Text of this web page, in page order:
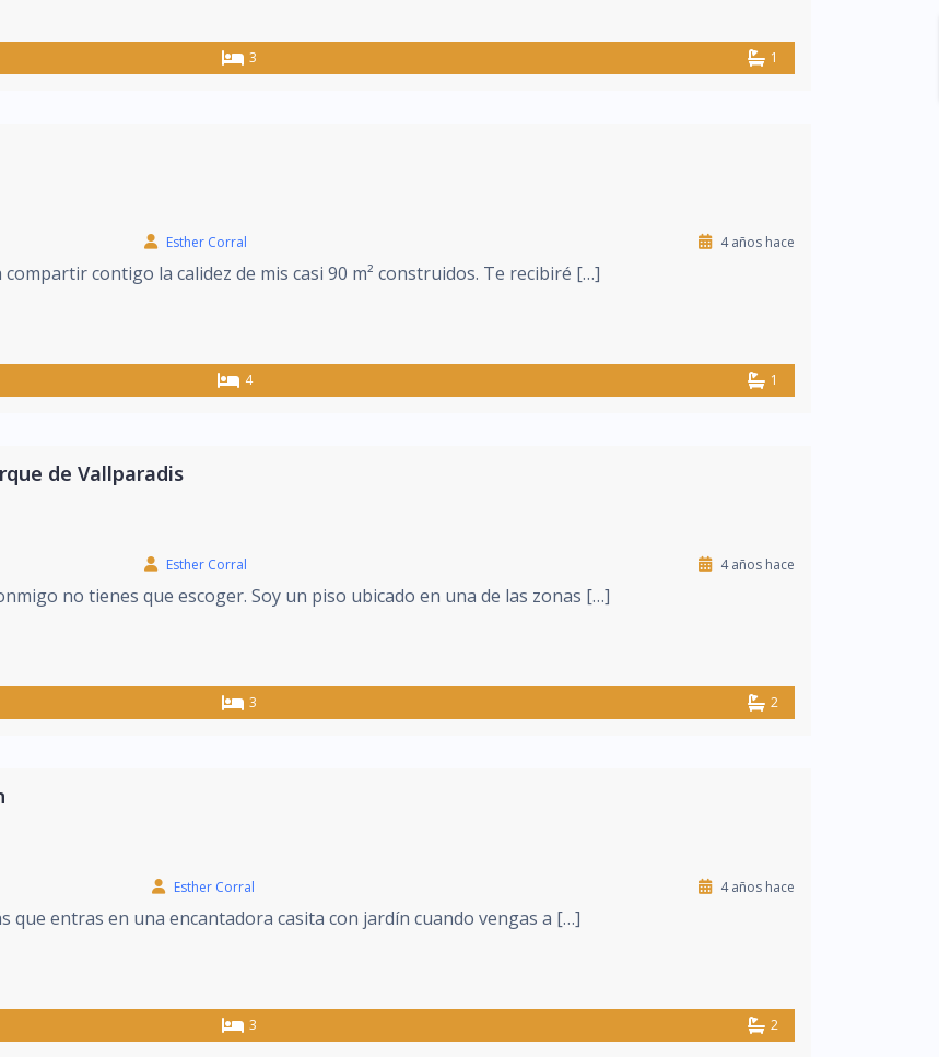
3 1
Esther Corral 4 años hace
contigo la calidez de mis casi 90 m² construidos. Te recibiré […]
4 1
de Vallparadis
Esther Corral 4 años hace
no tienes que escoger. Soy un piso ubicado en una de las zonas […]
3 2
Esther Corral 4 años hace
que entras en una encantadora casita con jardín cuando vengas a […]
3 2